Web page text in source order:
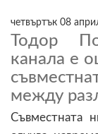
четвъртък 08
Тодор
канала е
между
Съвместната